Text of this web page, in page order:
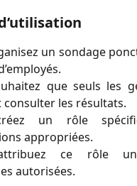
un sondage
que seuls les
consulter les résultats.
un rôle
appropriées.
ce rôle
autorisées.